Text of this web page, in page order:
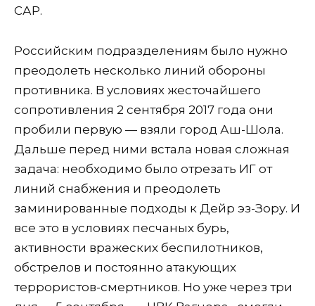
САР.
Российским подразделениям было нужно
преодолеть несколько линий обороны
противника. В условиях жесточайшего
сопротивления 2 сентября 2017 года они
пробили первую — взяли город Аш-Шола.
Дальше перед ними встала новая сложная
задача: необходимо было отрезать ИГ от
линий снабжения и преодолеть
заминированные подходы к Дейр эз-Зору. И
все это в условиях песчаных бурь,
активности вражеских беспилотников,
обстрелов и постоянно атакующих
террористов-смертников. Но уже через три